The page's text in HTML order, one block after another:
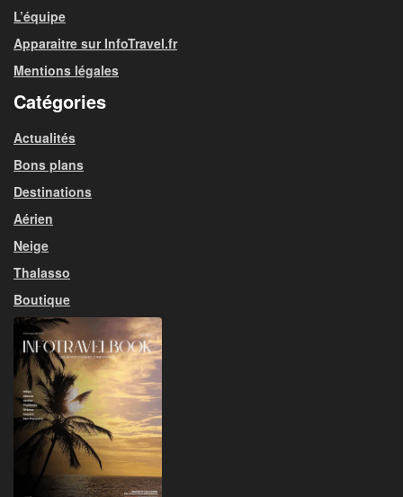
L’équipe
Apparaitre sur InfoTravel.fr
Mentions légales
Catégories
Actualités
Bons plans
Destinations
Aérien
Neige
Thalasso
Boutique